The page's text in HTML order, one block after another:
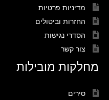
מדיניות פרטיות
החזרות וביטולים
הסדרי נגישות
צור קשר
מחלקות מובילות
סירים